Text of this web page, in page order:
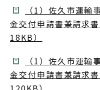
（1）佐久市運輸
金交付申請書兼請求
18KB）
（1）佐久市運輸
金交付申請書兼請求